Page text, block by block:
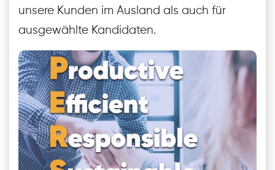
unsere Kunden im Ausland als auch für
ausgewählte Kandidaten.